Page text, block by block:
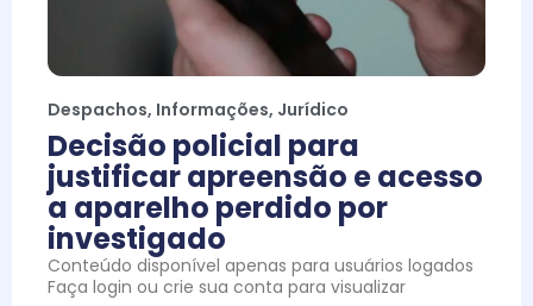
Despachos, Informações, Jurídico
Decisão policial para
justificar apreensão e acesso
a aparelho perdido por
investigado
Conteúdo disponível apenas para usuários logados
Faça login ou crie sua conta para visualizar